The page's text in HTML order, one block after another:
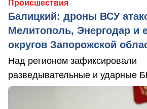
Происшествия
Балицкий: дроны ВСУ
Мелитополь, Энергодар и
округов Запорожской
Над регионом зафиксировали
разведывательные и ударные